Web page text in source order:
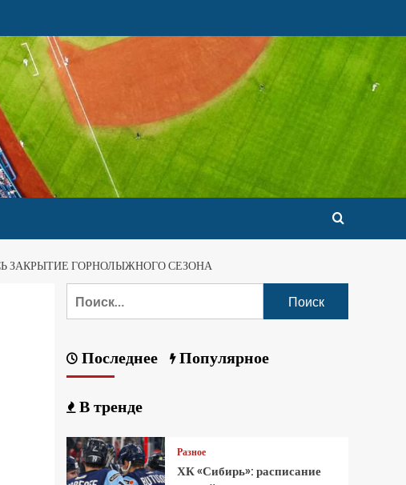
ЗАКРЫТИЕ ГОРНОЛЫЖНОГО СЕЗОНА
Последнее Популярное
В тренде
Разное
ХК «Сибирь»: расписание